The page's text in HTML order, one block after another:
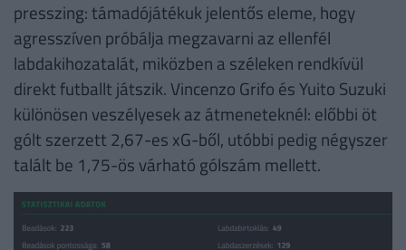
presszing: támadójátékuk jelentős eleme, hogy
agresszíven próbálja megzavarni az ellenfél
labdakihozatalát, miközben a széleken rendkívül
direkt futballt játszik. Vincenzo Grifo és Yuito Suzuki
különösen veszélyesek az átmeneteknél: előbbi öt
gólt szerzett 2,67-es xG-ből, utóbbi pedig négyszer
talált be 1,75-ös várható gólszám mellett.